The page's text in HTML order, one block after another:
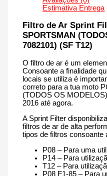
7082101)
T12)
|
1000
cm3
CM172T12
de
2016
até
agora
Estimativa Entrega
Filtro de Ar Sprint
SPORTSMAN
7082101) (SF T12)
O filtro de ar é um
Consoante a finalidade
locais se utiliza é
correto para a tua moto
(TODOS OS
2016 até agora.
A Sprint Filter
filtros de ar de alta
tipos de filtros consoante
P08 – Para uma
P14 – Para
T12 – Para
P08 F1-85 – Para